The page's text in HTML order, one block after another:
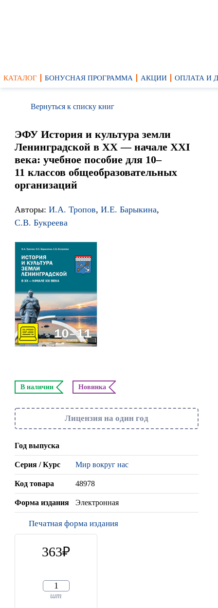
КАТАЛОГ БОНУСНАЯ ПРОГРАММА АКЦИИ ОПЛАТА И
Вернуться к списку книг
ЭФУ История и культура земли
Ленинградской в XX — начале XXI
века: учебное пособие для 10–
11 классов общеобразовательных
организаций
Авторы: И.А. Тропов, И.Е. Барыкина,
С.В. Букреева
В наличии Новинка
Лицензия на один год
Год выпуска
Серия / Курс Мир вокруг нас
Код товара 48978
Форма издания Электронная
Печатная форма издания
363
шт